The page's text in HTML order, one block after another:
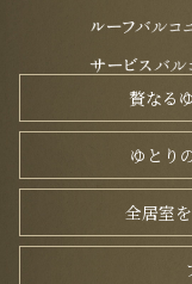
贅なる
ゆとり
全居室